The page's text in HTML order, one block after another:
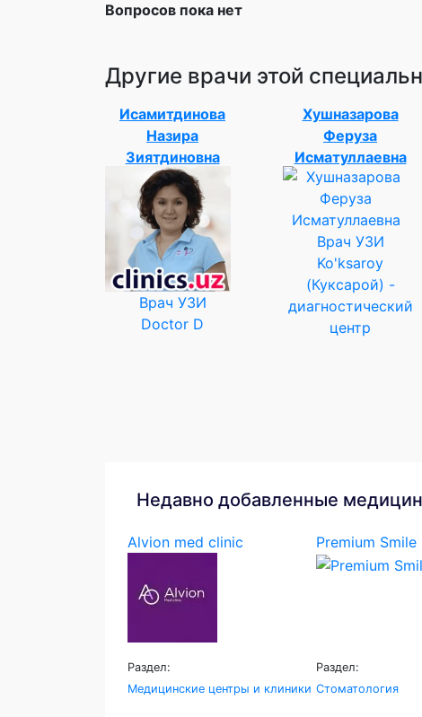
Вопросов пока нет
Другие врачи этой
Исамитдинова
Назира
Зиятдиновна
Врач УЗИ
Doctor D
Хушназарова
Феруза
Исматуллаевна
Врач УЗИ
Ko'ksaroy
(Куксарой) -
диагностический
центр
Недавно добавленные
Alvion med clinic
Раздел:
Медицинские центры и клиники
Premium Smile
Раздел:
Стоматология